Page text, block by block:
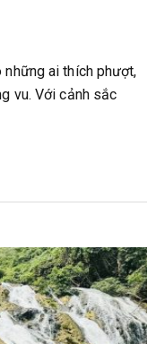
ai thích phượt,
vu. Với cảnh sắc